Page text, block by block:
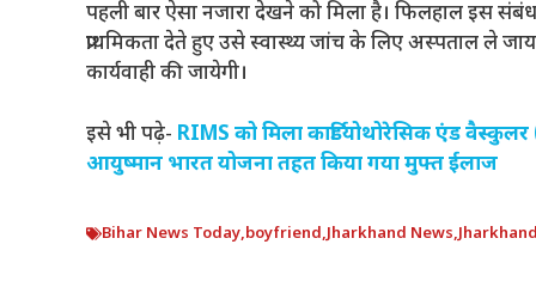
पहली बार ऐसा नजारा देखने को मिला है। फिलहाल इस
प्राथमिकता देते हुए उसे स्वास्थ्य जांच के लिए अस्पताल ले
कार्यवाही की जायेगी।
इसे भी पढ़े- RIMS को मिला कार्डियोथोरेसिक एंड
आयुष्मान भारत योजना तहत किया गया मुफ्त ईलाज
Bihar News Today,boyfriend,Jharkhand News,